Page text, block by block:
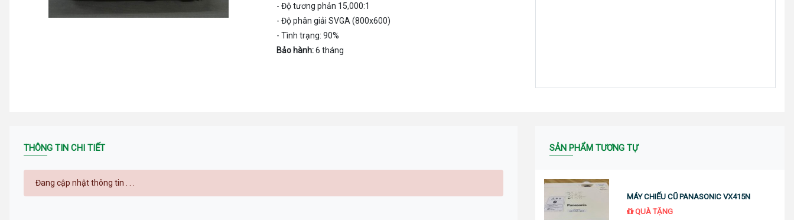
- Độ tương phản 15,000:1
- Độ phân giải SVGA (800x600)
- Tình trạng: 90%
Bảo hành:6 tháng
THÔNG TIN CHI TIẾT
Đang cập nhật thông tin . . .
SẢN PHẨM TƯƠNG TỰ
MÁY CHIẾU CŨ PANASONIC VX415N
QUÀ TẶNG